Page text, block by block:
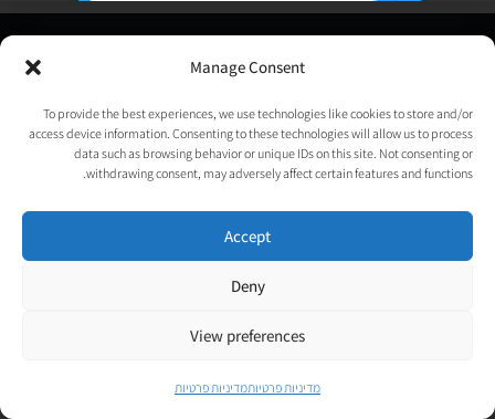
Manage Consent
To provide the best experiences, we use technologies like cookies to store and/or
access device information. Consenting to these technologies will allow us to process
data such as browsing behavior or unique IDs on this site. Not consenting or
withdrawing consent, may adversely affect certain features and functions.
Accept
Deny
View preferences
מדיניות פרטיותמדיניות פרטיות
, העסק החברתי לבניית אתרים | עיצוב וגרפיקה:
psycat